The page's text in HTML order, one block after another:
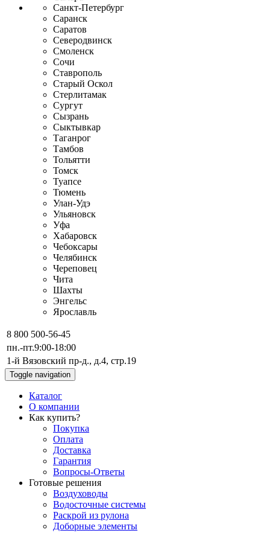
Санкт-Петербург
Саранск
Саратов
Северодвинск
Смоленск
Сочи
Ставрополь
Старый Оскол
Стерлитамак
Сургут
Сызрань
Сыктывкар
Таганрог
Тамбов
Тольятти
Томск
Туапсе
Тюмень
Улан-Удэ
Ульяновск
Уфа
Хабаровск
Чебоксары
Челябинск
Череповец
Чита
Шахты
Энгельс
Ярославль
8 800 500-56-45
пн.-пт.9:00-18:00
1-й Вязовский пр-д., д.4, стр.19
Toggle navigation
Каталог
О компании
Как купить?
Покупка
Оплата
Доставка
Гарантия
Вопросы-Ответы
Готовые решения
Воздуховоды
Водосточные системы
Раскрой из рулона
Доборные элементы